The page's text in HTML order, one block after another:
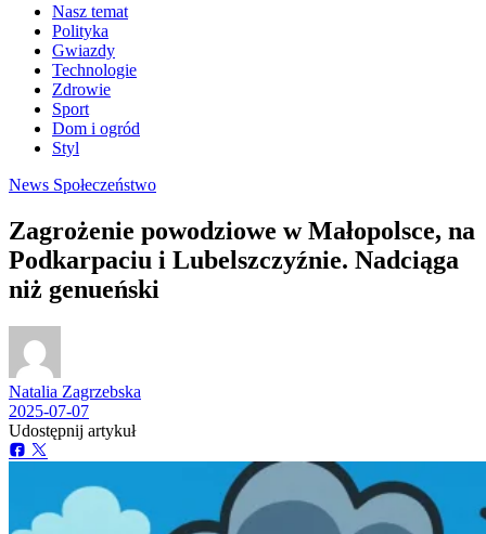
Nasz temat
Polityka
Gwiazdy
Technologie
Zdrowie
Sport
Dom i ogród
Styl
News Społeczeństwo
Zagrożenie powodziowe w Małopolsce, na
Podkarpaciu i Lubelszczyźnie. Nadciąga
niż genueński
Natalia Zagrzebska
2025-07-07
Udostępnij artykuł